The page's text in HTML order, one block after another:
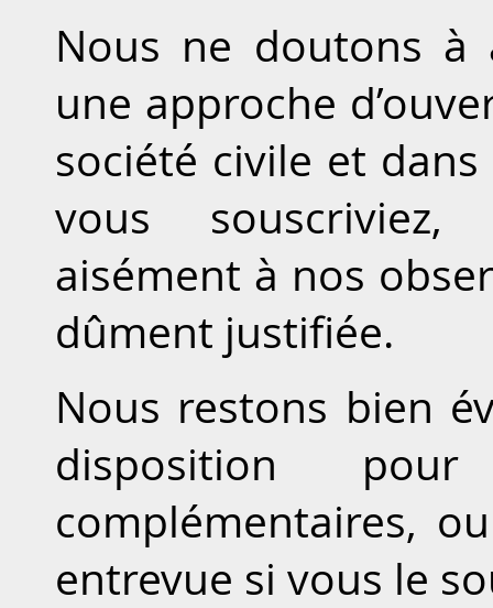
Nous ne doutons à
une approche
société civile et
vous
aisément à nos
dûment justifiée.
Nous restons bien
disposition
complémentaires,
entrevue si vous le